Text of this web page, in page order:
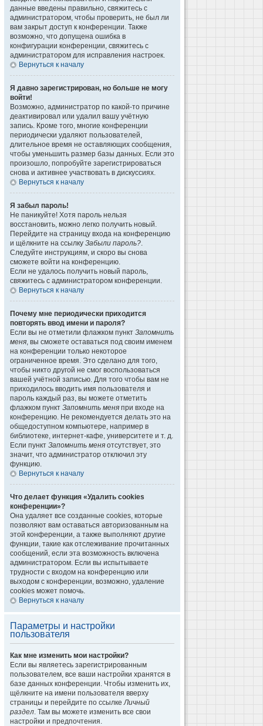
данные введены правильно, свяжитесь с
администратором, чтобы проверить, не был ли
вам закрыт доступ к конференции. Также
возможно, что допущена ошибка в
конфигурации конференции, свяжитесь с
администратором для исправления настроек.
Вернуться к началу
Я давно зарегистрирован, но больше не могу
войти!
Возможно, администратор по какой-то причине
деактивировал или удалил вашу учётную
запись. Кроме того, многие конференции
периодически удаляют пользователей,
длительное время не оставляющих сообщения,
чтобы уменьшить размер базы данных. Если это
произошло, попробуйте зарегистрироваться
снова и активнее участвовать в дискуссиях.
Вернуться к началу
Я забыл пароль!
Не паникуйте! Хотя пароль нельзя
восстановить, можно легко получить новый.
Перейдите на страницу входа на конференцию
и щёлкните на ссылку Забыли пароль?.
Следуйте инструкциям, и скоро вы снова
сможете войти на конференцию.
Если не удалось получить новый пароль,
свяжитесь с администратором конференции.
Вернуться к началу
Почему мне периодически приходится
повторять ввод имени и пароля?
Если вы не отметили флажком пункт Запомнить
меня, вы сможете оставаться под своим именем
на конференции только некоторое
ограниченное время. Это сделано для того,
чтобы никто другой не смог воспользоваться
вашей учётной записью. Для того чтобы вам не
приходилось вводить имя пользователя и
пароль каждый раз, вы можете отметить
флажком пункт Запомнить меня при входе на
конференцию. Не рекомендуется делать это на
общедоступном компьютере, например в
библиотеке, интернет-кафе, университете и т. д.
Если пункт Запомнить меня отсутствует, это
значит, что администратор отключил эту
функцию.
Вернуться к началу
Что делает функция «Удалить cookies
конференции»?
Она удаляет все созданные cookies, которые
позволяют вам оставаться авторизованным на
этой конференции, а также выполняют другие
функции, такие как отслеживание прочитанных
сообщений, если эта возможность включена
администратором. Если вы испытываете
трудности с входом на конференцию или
выходом с конференции, возможно, удаление
cookies может помочь.
Вернуться к началу
Параметры и настройки
пользователя
Как мне изменить мои настройки?
Если вы являетесь зарегистрированным
пользователем, все ваши настройки хранятся в
базе данных конференции. Чтобы изменить их,
щёлкните на имени пользователя вверху
страницы и перейдите по ссылкеЛичный
раздел. Там вы можете изменить все свои
настройки и предпочтения.